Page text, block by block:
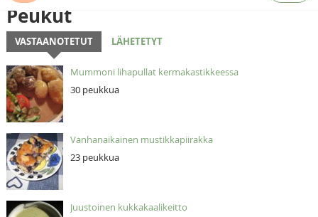
RESEPTIHAKU
RUOKATEEMAT
KESKUSTELUT
KOTIKOKIT
Peukut
VASTAANOTETUT LÄHETETYT
Mummoni lihapullat kermakastikkeessa
30 peukkua
Vanhanaikainen mustikkapiirakka
23 peukkua
Juustoinen kukkakaalikeitto